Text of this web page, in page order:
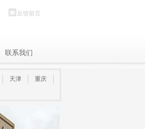
反馈留言
联系我们
天津 重庆